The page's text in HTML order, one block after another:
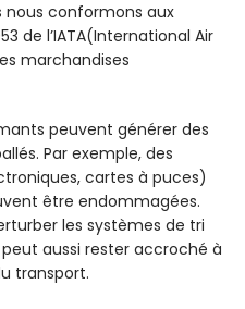
nous conformons aux
de l’IATA(International Air
marchandises
peuvent générer des
Par exemple, des
cartes à puces)
être endommagées.
les systèmes de tri
aussi rester accroché à
transport.